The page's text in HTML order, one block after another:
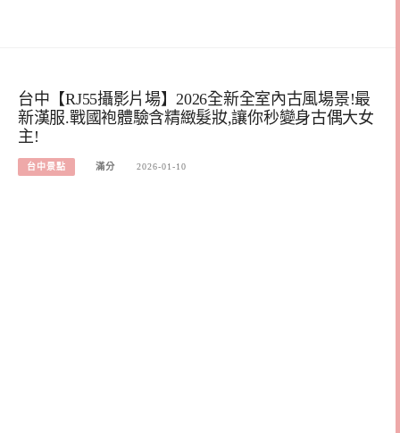
台中【RJ55攝影片場】2026全新全室內古風場景!最
新漢服.戰國袍體驗含精緻髮妝,讓你秒變身古偶大女
主!
台中景點 滿分 2026-01-10